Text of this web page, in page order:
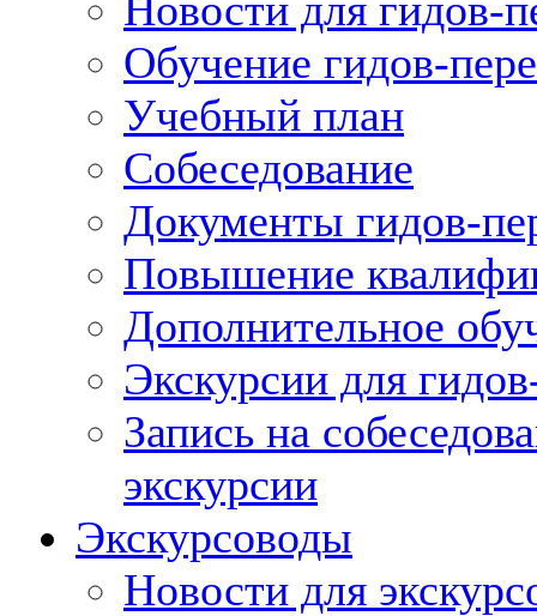
Обучение гидов-
Учебный план
Собеседование
Документы гидов-
Повышение
Дополнительное
Экскурсии для
Запись на
экскурсии
Экскурсоводы
Новости для